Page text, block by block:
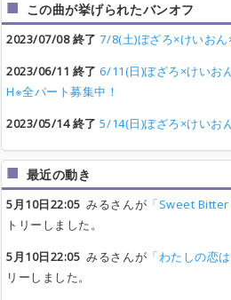
この曲が挙げられたバンオフ
2023/07/08 終了 7/8(土)ぼざろ×けいお
2023/06/11 終了 6/11(日)ぼざろ×けいお
H※全パート募集中！
2023/05/14 終了 5/14(日)ぼざろ×けいお
最近の動き
5月10日22:05 みるさんが 「Sweet
トリーしました。
5月10日22:05 みるさんが 「わたしの恋
リーしました。